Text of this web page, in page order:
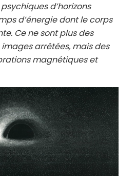
d’horizons
d’énergie dont le corps
Ce ne sont plus des
arrêtées, mais des
magnétiques et